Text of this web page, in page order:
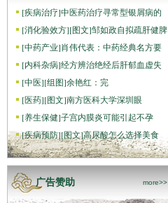
[疾病治疗]中医药治疗寻常型银屑病的
[消化验效方][图文]邹如政自拟疏肝健脾
[中药产业]肖伟代表：中药经典名方要
[内科杂病]经方辨治绝经后肝郁血虚失
[中医][组图]​余艳红：完
[医药][图文]南方医科大学深圳眼
[养生保健]子宫内膜炎可能引起不孕
[疾病预防][图文]高尿酸怎么选择美食
广告赞助 more>>